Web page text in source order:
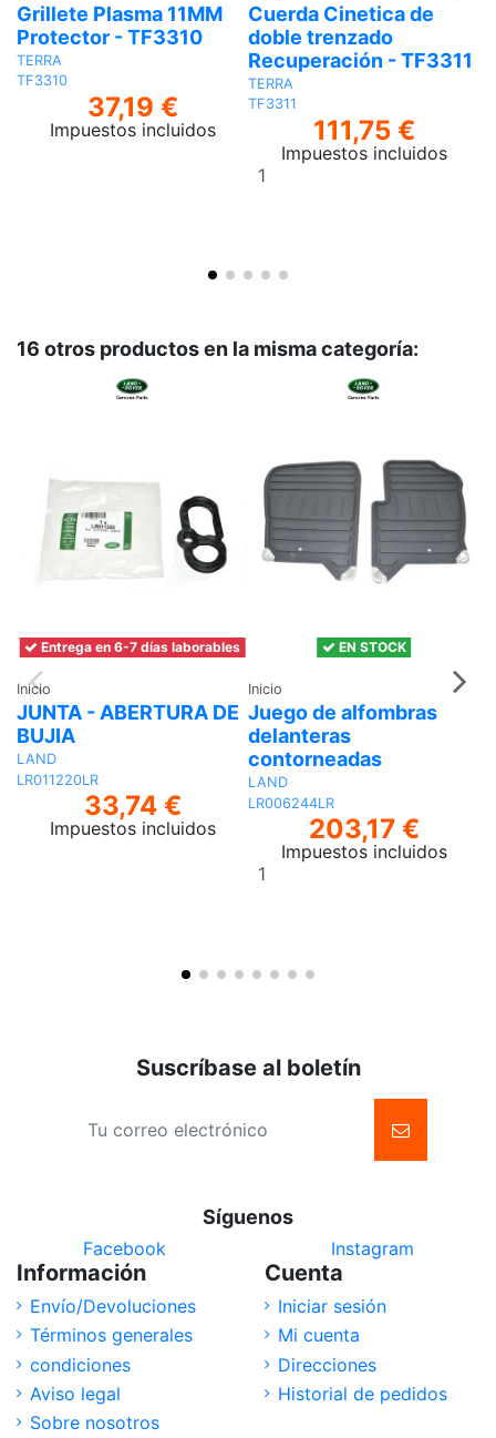
Grillete Plasma 11MM
Protector - TF3310
TERRA
TF3310
37,19 €
Impuestos incluidos
Añadir
Cuerda Cinetica de
doble trenzado
Recuperación - TF3311
TERRA
TF3311
111,75 €
Impuestos incluidos
16 otros productos en la misma categoría:
Entrega en 6-7 días laborables
Inicio
JUNTA - ABERTURA DE
BUJIA
LAND
LR011220LR
33,74 €
Impuestos incluidos
Añadir
EN STOCK
Inicio
Juego de alfombras
delanteras
contorneadas
LAND
LR006244LR
203,17 €
Impuestos incluidos
Suscríbase al boletín
Síguenos
Facebook Instagram
Información
Envío/Devoluciones
Términos generales
condiciones
Aviso legal
Sobre nosotros
Cuenta
Iniciar sesión
Mi cuenta
Direcciones
Historial de pedidos